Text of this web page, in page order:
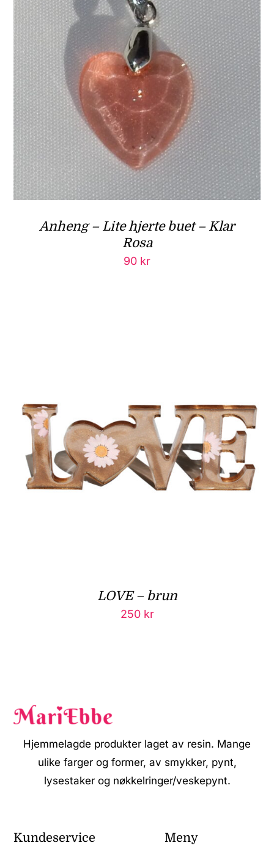
Anheng – Lite hjerte buet – Klar
Rosa
90 kr
LOVE – brun
250 kr
Hjemmelagde produkter laget av resin. Mange
ulike farger og former, av smykker, pynt,
lysestaker og nøkkelringer/veskepynt.
Kundeservice Meny